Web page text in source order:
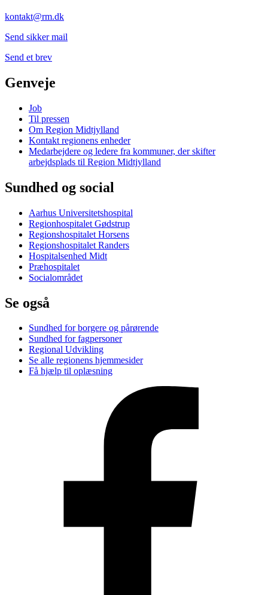
kontakt@rm.dk
Send sikker mail
Send et brev
Genveje
Job
Til pressen
Om Region Midtjylland
Kontakt regionens enheder
Medarbejdere og ledere fra kommuner, der skifter
arbejdsplads til Region Midtjylland
Sundhed og social
Aarhus Universitetshospital
Regionhospitalet Gødstrup
Regionshospitalet Horsens
Regionshospitalet Randers
Hospitalsenhed Midt
Præhospitalet
Socialområdet
Se også
Sundhed for borgere og pårørende
Sundhed for fagpersoner
Regional Udvikling
Se alle regionens hjemmesider
Få hjælp til oplæsning